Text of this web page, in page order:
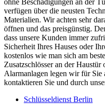
verfügen über die neusten
Materialien. Wir achten sehr
öffnen und das preisgünstig.
dass unsere Kunden immer
Sicherheit Ihres Hauses oder
kostenlos wie man sich am
Zusatzschlösser an der Haustür
Alarmanlagen legen wir für Sie
kontaktieren Sie und durch
Schlüsseldienst Berlin